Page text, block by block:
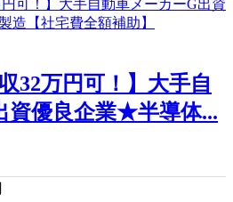
32万円可！】大手自
資優良企業★半導体...